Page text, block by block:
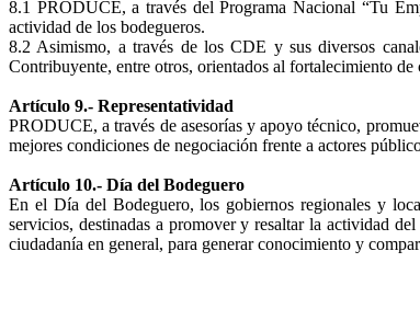
8.1 PRODUCE, a través del Programa Nacional “Tu
actividad de los bodegueros.
8.2 Asimismo, a través de los CDE y sus diversos
Contribuyente, entre otros, orientados al fortalecimiento de
Artículo 9.- Representatividad
PRODUCE, a través de asesorías y apoyo técnico,
mejores condiciones de negociación frente a actores
Artículo 10.- Día del Bodeguero
En el Día del Bodeguero, los gobiernos regionales y
servicios, destinadas a promover y resaltar la actividad
ciudadanía en general, para generar conocimiento y